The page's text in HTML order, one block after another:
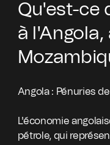
Qu'est-ce
à l'Angola,
Angola : Pénuries
L'économie
pétrole, qui